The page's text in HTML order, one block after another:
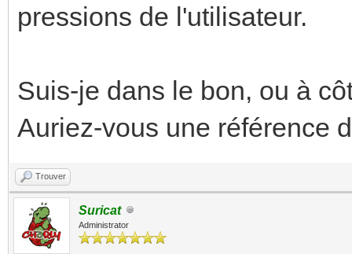
pressions de l'utilisateur.
Suis-je dans le bon, ou à
Auriez-vous une référence
Trouver
Suricat
Administrator